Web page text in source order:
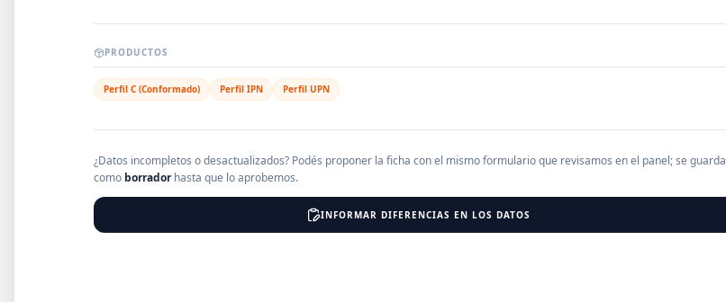
Error al cargar empresas.
PRODUCTOS
Perfil C (Conformado) Perfil IPN Perfil UPN
¿Datos incompletos o desactualizados? Podés proponer la ficha con el mismo formulario que revisamos en el panel; se guarda
como borradorhasta que lo aprobemos.
INFORMAR DIFERENCIAS EN LOS DATOS